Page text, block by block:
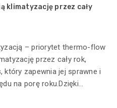
klimatyzację przez cały
– priorytet thermo-flow
przez cały rok,
zapewnia jej sprawne i
na porę roku.Dzięki...